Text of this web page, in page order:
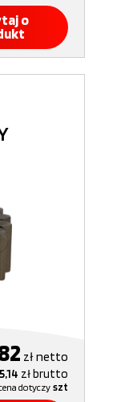
o
złnetto
złbrutto
dotyczyszt